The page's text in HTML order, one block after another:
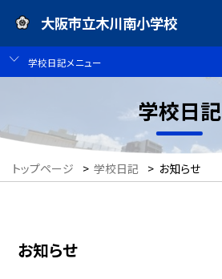
大阪市立木川南小学校
学校日記メニュー
学校日記
トップページ > 学校日記 > お知らせ
お知らせ